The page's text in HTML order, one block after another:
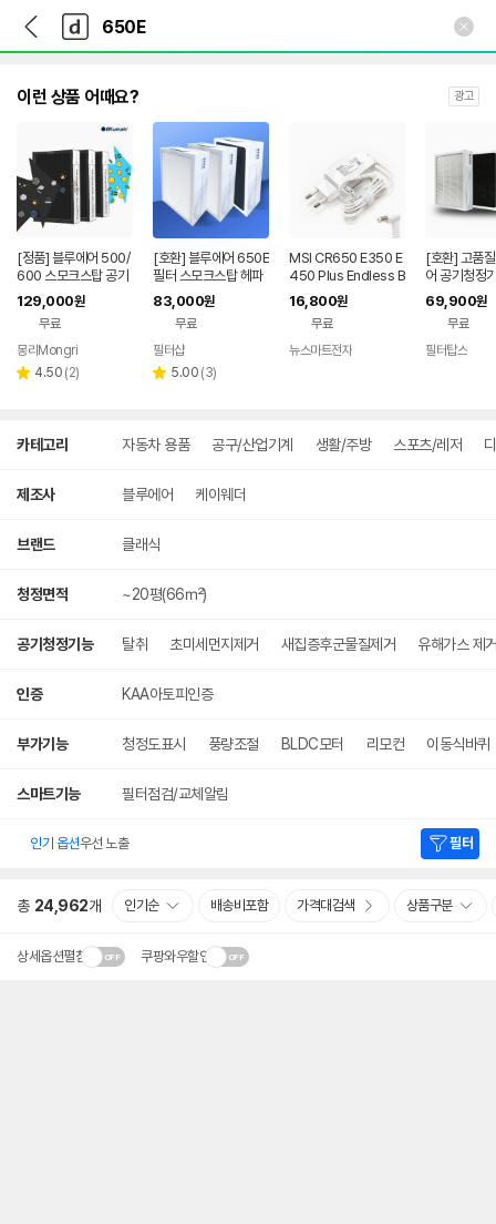
다
나
와
가
다
와
인
이런 상품 어때요? 광고
[정품] 블루에어 500/
600 스모크스탑 공기
청정기필터 블루에어
필터 503 505 510 5
50E 603 605 650E
680i 690i
129,000원
무료
몽리Mongri
별 4.50 리
(2)
[호환] 블루에어 650E
필터 스모크스탑 헤파
+탈취 3개세트
83,000원
무료
필터샵
별 5.00 리
(3)
MSI CR650 E350 E
450 Plus Endless B
est Edition 노트북 넷
북 어댑터 아답터 아답
타 충전기
16,800원
무료
뉴스마트전자
[호환] 고품
어 공기청정
00시리즈
크탑 필터 호
엄 H13등급
69,900원
무료
필터탑스
카테고리 자동차 용품 공구/산업기계 생활/주방 스포츠/레저
제조사 블루에어 케이웨더
브랜드 클래식
청정면적 ~20평(66㎡)
공기청정기능 탈취 초미세먼지제거 새집증후군물질제거 유해가스 제
인증 KAA아토피인증
부가기능 청정도표시 풍량조절 BLDC모터 리모컨 이동식바퀴
스마트기능 필터점검/교체알림
인기 옵션우선 노출 필터
총 24,962개 인기순 배송비포함 가격대검색 상품구분
상세옵션펼침 쿠팡와우할인